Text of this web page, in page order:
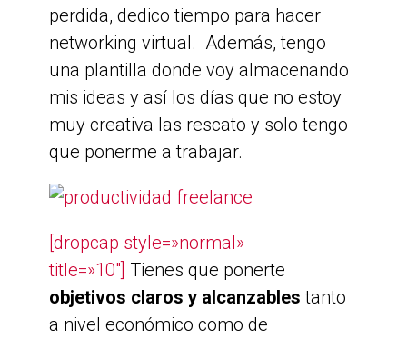
perdida, dedico tiempo para hacer
networking virtual. Además, tengo
una plantilla donde voy almacenando
mis ideas y así los días que no estoy
muy creativa las rescato y solo tengo
que ponerme a trabajar.
[dropcap style=»normal»
title=»10″] Tienes que ponerte
objetivos claros y alcanzables tanto
a nivel económico como de